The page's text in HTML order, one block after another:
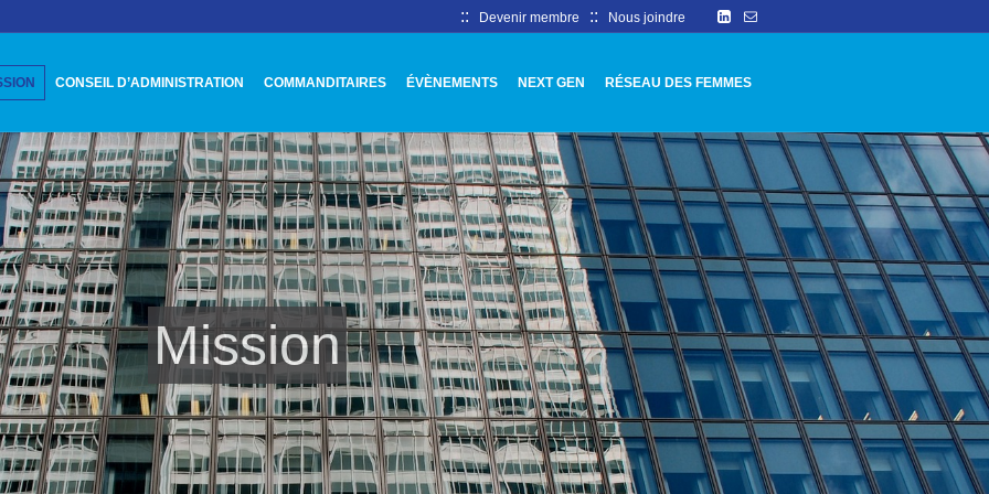
:: Devenir membre :: Nous joindre
CONSEIL D’ADMINISTRATION COMMANDITAIRES ÉVÈNEMENTS NEXT GEN RÉSEAU DES FEMMES
Mission